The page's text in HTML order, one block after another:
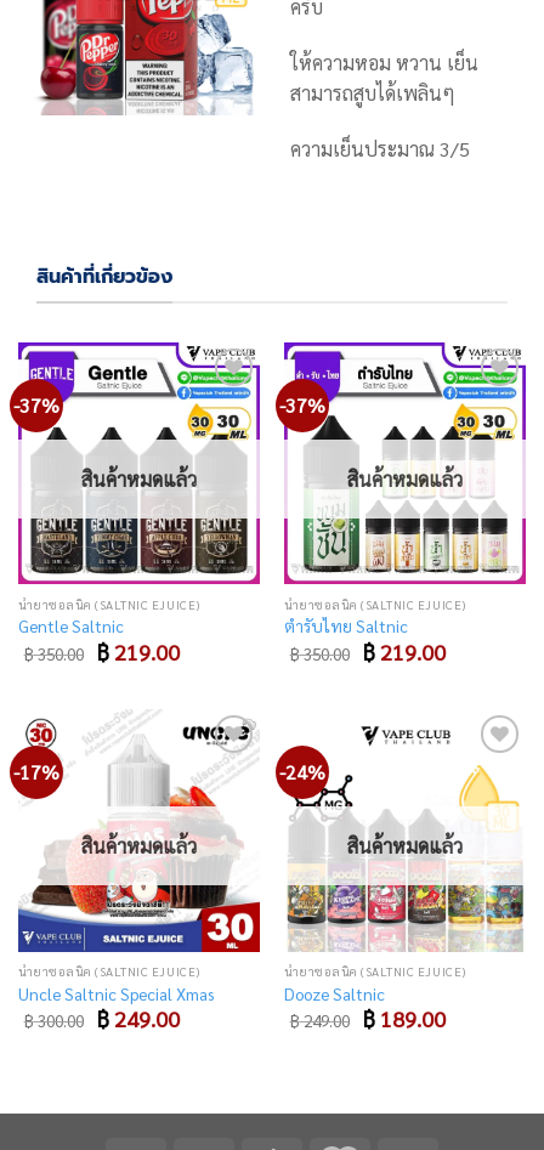
ครับ
ให้ความหอม หวาน เย็น
สามารถสูบได้เพลินๆ
ความเย็นประมาณ 3/5
สินค้าที่เกี่ยวข้อง
-37%
Add
to
wishlist
สินค้าหมดแล้ว
น้ำยาซอลนิค (SALTNIC EJUICE)
Gentle Saltnic
฿350.00 Original
price
฿219.00Current
price
-37%
Add
to
wishlist
สินค้าหมดแล้ว
น้ำยาซอลนิค (SALTNIC EJUICE)
ตำรับไทย Saltnic
฿350.00 Original
price
฿219.00Current
price
-17%
Add
to
wishlist
สินค้าหมดแล้ว
น้ำยาซอลนิค (SALTNIC EJUICE)
Uncle Saltnic Special Xmas
฿300.00 Original
price
฿249.00Current
price
-24%
to
wishlist
สินค้าหมดแล้ว
น้ำยาซอลนิค (SALTNIC EJUICE)
Dooze Saltnic
฿249.00 Original
price
฿ 189.00Current
price